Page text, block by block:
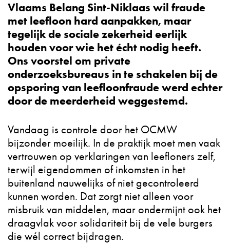
Vlaams Belang Sint-Niklaas wil fraude
met leefloon hard aanpakken, maar
tegelijk de sociale zekerheid eerlijk
houden voor wie het écht nodig heeft.
Ons voorstel om private
onderzoeksbureaus in te schakelen bij de
opsporing van leefloonfraude werd echter
door de meerderheid weggestemd.
Vandaag is controle door het OCMW
bijzonder moeilijk. In de praktijk moet men vaak
vertrouwen op verklaringen van leefloners zelf,
terwijl eigendommen of inkomsten in het
buitenland nauwelijks of niet gecontroleerd
kunnen worden. Dat zorgt niet alleen voor
misbruik van middelen, maar ondermijnt ook het
draagvlak voor solidariteit bij de vele burgers
die wél correct bijdragen.